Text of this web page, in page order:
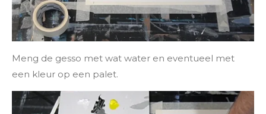
Meng de gesso met wat water en eventueel met
een kleur op een palet.